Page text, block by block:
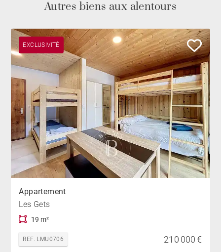
Autres biens aux alentours
EXCLUSIVITÉ
Appartement
Les Gets
19 m²
REF. LMU0706 210 000 €